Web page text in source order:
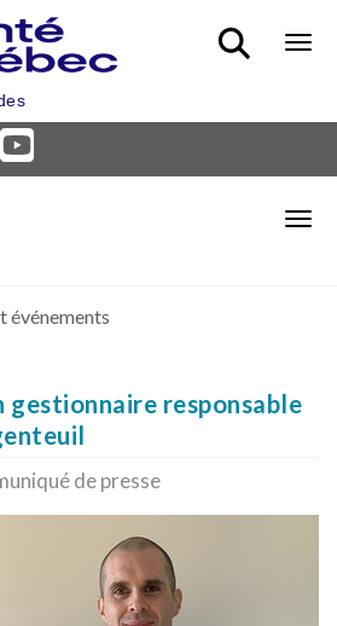
événements
gestionnaire responsable
de presse